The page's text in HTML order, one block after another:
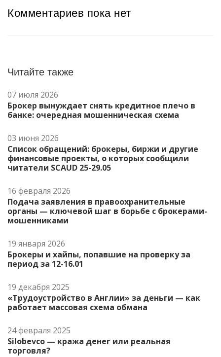
Комментариев пока нет
Читайте также
07 июля 2026
Брокер вынуждает снять кредитное плечо в
банке: очередная мошенническая схема
03 июня 2026
Список обращений: брокеры, биржи и другие
финансовые проекты, о которых сообщили
читатели SCAUD 25-29.05
16 февраля 2026
Подача заявления в правоохранительные
органы — ключевой шаг в борьбе с брокерами-
мошенниками
19 января 2026
Брокеры и хайпы, попавшие на проверку за
период за 12-16.01
19 декабря 2025
«Трудоустройство в Англии» за деньги — как
работает массовая схема обмана
24 февраля 2025
Silobevco — кража денег или реальная
торговля?